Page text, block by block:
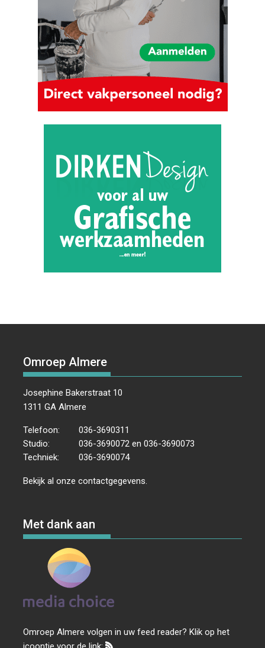
Omroep Almere
Josephine Bakerstraat 10
1311 GA Almere
Telefoon:
036-3690311
Studio:
036-3690072 en 036-3690073
Techniek:
036-3690074
Bekijk al onzecontactgegevens
Met dank aan
Omroep Almere volgen in uw feed reader? Klik op het